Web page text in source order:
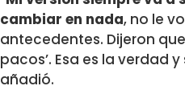
cambiar en nada, no le
antecedentes. Dijeron
pacos’. Esa es la verdad
añadió.